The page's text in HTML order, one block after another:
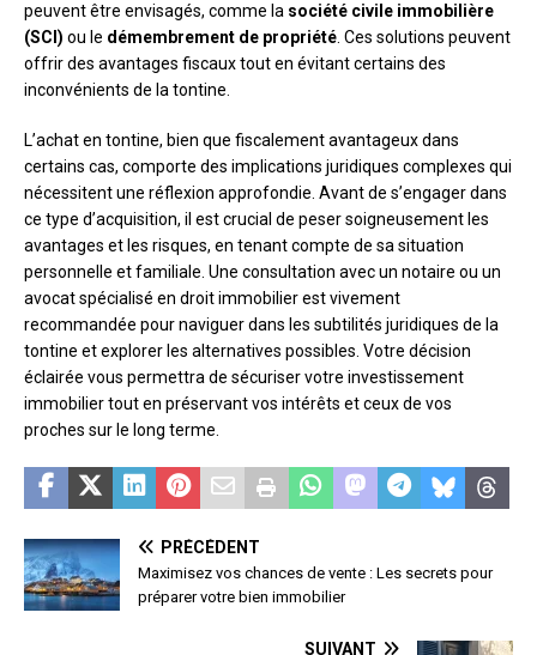
peuvent être envisagés, comme la société civile immobilière
(SCI) ou le démembrement de propriété . Ces solutions peuvent
offrir des avantages fiscaux tout en évitant certains des
inconvénients de la tontine.
L’achat en tontine, bien que fiscalement avantageux dans
certains cas, comporte des implications juridiques complexes qui
nécessitent une réflexion approfondie. Avant de s’engager dans
ce type d’acquisition, il est crucial de peser soigneusement les
avantages et les risques, en tenant compte de sa situation
personnelle et familiale. Une consultation avec un notaire ou un
avocat spécialisé en droit immobilier est vivement
recommandée pour naviguer dans les subtilités juridiques de la
tontine et explorer les alternatives possibles. Votre décision
éclairée vous permettra de sécuriser votre investissement
immobilier tout en préservant vos intérêts et ceux de vos
proches sur le long terme.
PRÉCÉDENT
Maximisez vos chances de vente : Les secrets pour
préparer votre bien immobilier
SUIVANT